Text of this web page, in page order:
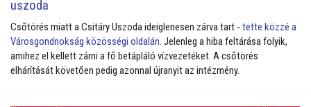
uszoda
Csőtörés miatt a Csitáry Uszoda ideiglenesen zárva tart - tette közzé a
Városgondnokság közösségi oldalán. Jelenleg a hiba feltárása folyik,
amihez el kellett zárni a fő betápláló vízvezetéket. A csőtörés
elhárítását követően pedig azonnal újranyit az intézmény.